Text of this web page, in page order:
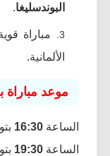
البوندسليغا.
مباراة
الألمانية.
موعد مباراة
الساعة 16:30
الساعة 19:30